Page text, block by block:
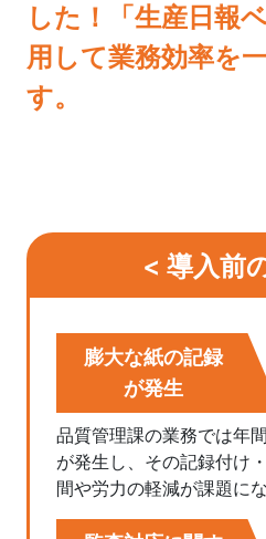
した！「生産日報
用して業務効率を
す。
< 導入前
膨大な紙の記録
が発生
品質管理課の業務では年
が発生し、その記録付け
間や労力の軽減が課題に